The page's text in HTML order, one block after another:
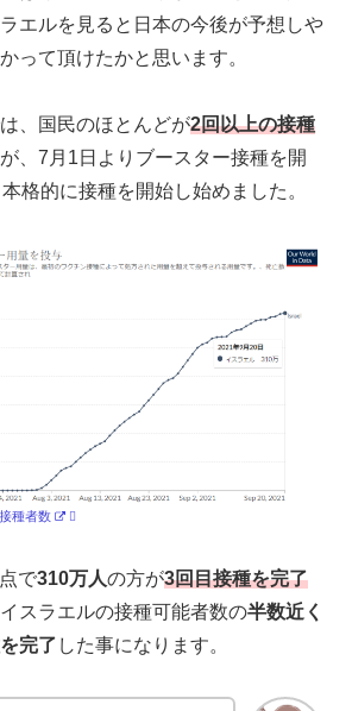
エルを見ると日本の今後が予想しや
って頂けたかと思います。
、国民のほとんどが2回以上の接種
、7月1日よりブースター接種を開
格的に接種を開始し始めました。
種者数
で310万人の方が3回目接種を完了
スラエルの接種可能者数の半数近く
完了 した事になります。